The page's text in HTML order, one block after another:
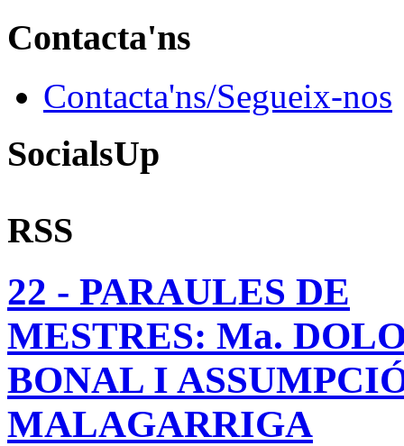
Contacta'ns
Contacta'ns/Segueix-nos
SocialsUp
RSS
22 - PARAULES DE
MESTRES: Ma.
BONAL I
MALAGARRIGA